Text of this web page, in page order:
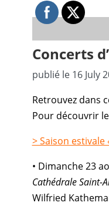
Concerts
publié le 16 July
Retrouvez dans
Pour découvrir
> Saison estivale
• Dimanche 23
Cathédrale Saint-
Wilfried